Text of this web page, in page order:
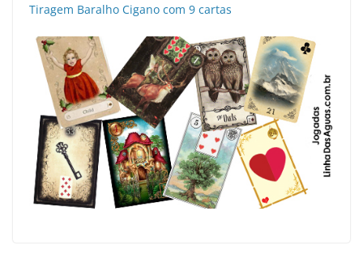
Tiragem Baralho Cigano com 9 cartas